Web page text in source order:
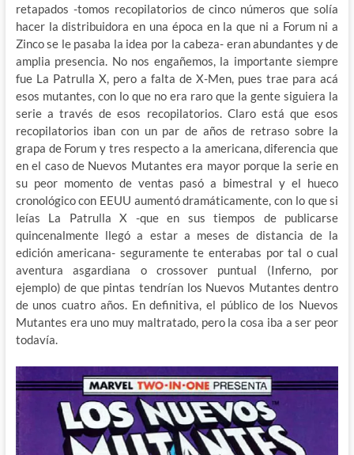
retapados -tomos recopilatorios de cinco números que solía
hacer la distribuidora en una época en la que ni a Forum ni a
Zinco se le pasaba la idea por la cabeza- eran abundantes y de
amplia presencia. No nos engañemos, la importante siempre
fue La Patrulla X, pero a falta de X-Men, pues trae para acá
esos mutantes, con lo que no era raro que la gente siguiera la
serie a través de esos recopilatorios. Claro está que esos
recopilatorios iban con un par de años de retraso sobre la
grapa de Forum y tres respecto a la americana, diferencia que
en el caso de Nuevos Mutantes era mayor porque la serie en
su peor momento de ventas pasó a bimestral y el hueco
cronológico con EEUU aumentó dramáticamente, con lo que si
leías La Patrulla X -que en sus tiempos de publicarse
quincenalmente llegó a estar a meses de distancia de la
edición americana- seguramente te enterabas por tal o cual
aventura asgardiana o crossover puntual (Inferno, por
ejemplo) de que pintas tendrían los Nuevos Mutantes dentro
de unos cuatro años. En definitiva, el público de los Nuevos
Mutantes era uno muy maltratado, pero la cosa iba a ser peor
todavía.